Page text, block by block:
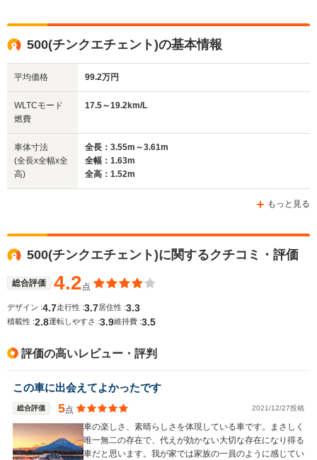
サイズ
(全長x全幅x全高)
WLTCモード
燃費
排気量
駆動方式
全高
全長
-m
└郊外:18.1～
└高速道路:19.9～
875～1368cc
FF
全高
-
全高
└郊外
500(チンクエチェント)の基本情報
平均価格 99.2万円
WLTCモード
燃費
17.5～19.2km/L
車体寸法
(全長x全幅x全
高)
全長：3.55m～3.61m
全幅：1.63m
全高：1.52m
もっと見る
500(チンクエチェント)に関するクチコミ・評価
総合評価 4.2点
デザイン :4.7走行性 :3.7居住性 :3.3
積載性 :2.8運転しやすさ :3.9維持費 :3.5
評価の高いレビュー・評判
この車に出会えてよかったです
総合評価 5点 2021/12/27投稿
車の楽しさ、素晴らしさを体現している車です。まさしく
唯一無二の存在で、代えが効かない大切な存在になり得る
車だと思います。我が家では家族の一員のように感じてい